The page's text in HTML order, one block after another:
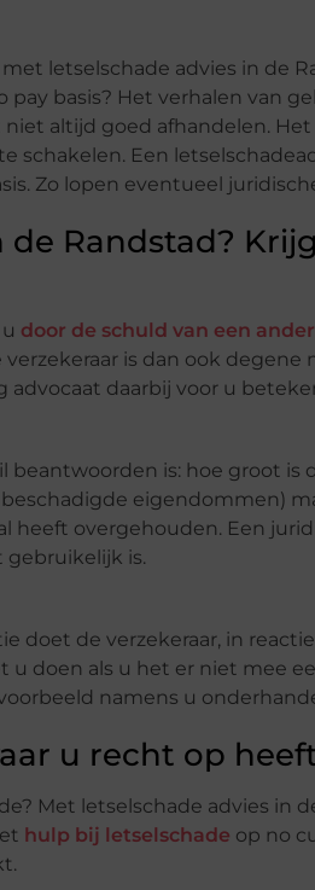
letselschade advies in de
pay basis? Het verhalen van
altijd goed afhandelen.
schakelen. Een
Zo lopen eventueel
de Randstad?
door de schuld van een
is dan ook
advocaat daarbij voor u
beantwoorden is: hoe groot
eigendommen)
heeft overgehouden. Een
gebruikelijk is.
doet de verzekeraar, in
u doen als u het er niet mee
namens u
u recht op
Met letselschade advies in
hulp bij letselschade op no